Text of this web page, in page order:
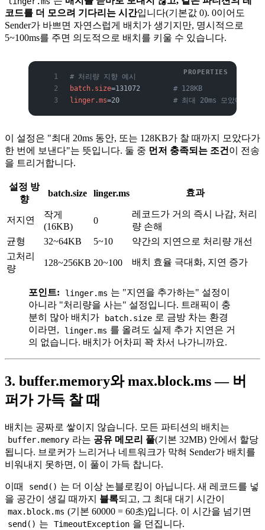
코드를 더 모으려 기다리는 시간입니다(기본값 0). 0이어도
Sender가 바쁘면 자연스럽게 배치가 생기지만, 명시적으로
5~100ms를 주면 의도적으로 배치를 키울 수 있습니다.
# 처리량 지향 예시
batch.size=131072 # 128KB
linger.ms=20 # 최대 20ms 모았다가 전
이 설정은 "최대 20ms 동안, 또는 128KB가 찰 때까지 모았다가
한 번에 보낸다"는 뜻입니다. 둘 중 먼저 충족되는 조건 이 전송
을 트리거합니다.
설정 방
향
batch.size linger.ms 효과
저지연
작게
(16KB)
0
레코드가 거의 즉시 나감, 처리
량 손해
균형
32~64KB 5~10
약간의 지연으로 처리량 개선
고처리
량
128~256KB 20~100 배치 효율 극대화, 지연 증가
포인트: linger.ms 는 "지연을 추가하는" 설정이
아니라 "처리량을 사는" 설정입니다. 트래픽이 충
분히 많아 배치가
batch.size 로 금방 차는 환경
이라면,
linger.ms 를 올려도 실제 추가 지연은 거
의 없습니다. 배치가 어차피 꽉 차서 나가니까요.
3. buffer.memory와 max.block.ms — 버
퍼가 가득 찰 때
배치는 공짜로 쌓이지 않습니다. 모든 파티션의 배치는
buffer.memory 라는 공유 메모리 풀(기본 32MB) 안에서 할당
됩니다. 브로커가 느리거나 네트워크가 막혀 Sender가 배치를
비워내지 못하면, 이 풀이 가득 찹니다.
이때 send() 는 더 이상 논블로킹이 아닙니다. 새 레코드를 넣
을 공간이 생길 때까지 블록되고, 그 최대 대기 시간이
max.block.ms (기본 60000 = 60초)입니다. 이 시간을 넘기면
send() 는 TimeoutException 을 던집니다.